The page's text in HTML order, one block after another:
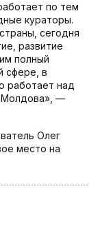
по тем
кураторы.
сегодня
развитие
полный
сфере, в
работает над
Молдова», —
Олег
место на